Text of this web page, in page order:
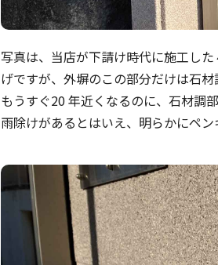
写真は、当店が下請け時代に施工し
げですが、外塀のこの部分だけは石
もうすぐ20 年近くなるのに、石材調
雨除けがあるとはいえ、明らかにペン